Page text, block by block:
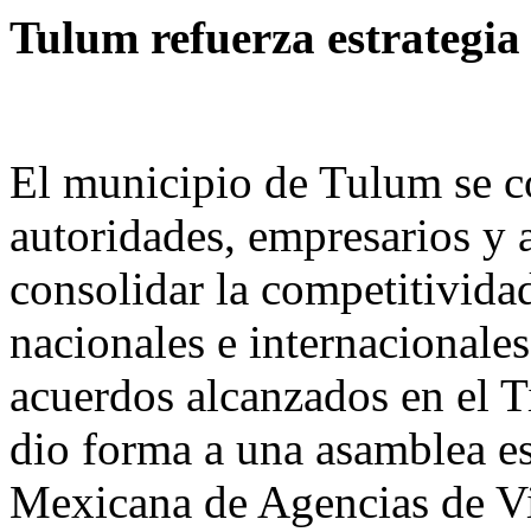
Tulum refuerza
El municipio de Tulum se
autoridades, empresarios y
consolidar la
nacionales e
acuerdos alcanzados en el
dio forma a una asamblea
Mexicana de Agencias de